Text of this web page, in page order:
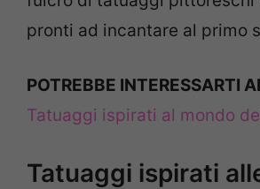
pronti ad incantare al primo
POTREBBE INTERESSARTI
Tatuaggi ispirati al mondo
Tatuaggi ispirati